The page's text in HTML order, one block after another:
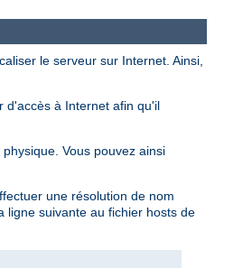
le serveur sur Internet. Ainsi,
d'accès à Internet afin qu'il
Vous pouvez ainsi
une résolution de nom
ligne suivante au fichier hosts de